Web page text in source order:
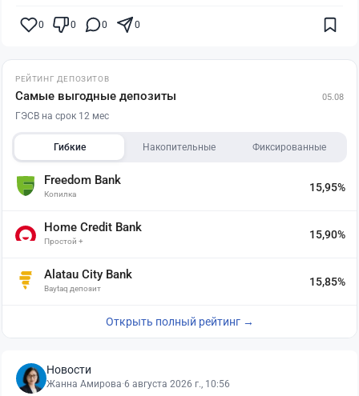
0 0 0 0
РЕЙТИНГ ДЕПОЗИТОВ
Самые выгодные депозиты 05.08
ГЭСВ на срок 12 мес
Гибкие Накопительные Фиксированные
Freedom Bank
Копилка
15,95%
Home Credit Bank
Простой +
15,90%
Alatau City Bank
Baytaq депозит
15,85%
Открыть полный рейтинг →
Новости
Жанна Амирова·6 августа 2026 г., 10:56